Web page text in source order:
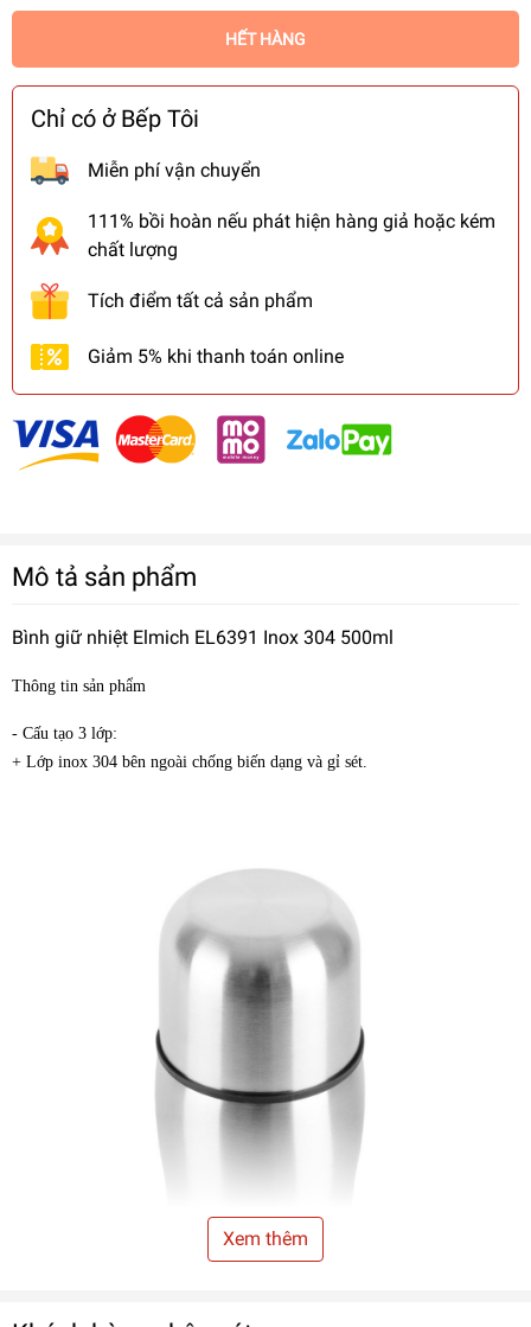
HẾT HÀNG
Chỉ có ở Bếp Tôi
Miễn phí vận chuyển
111% bồi hoàn nếu phát hiện hàng giả hoặc kém
chất lượng
Tích điểm tất cả sản phẩm
Giảm 5% khi thanh toán online
Mô tả sản phẩm
Bình giữ nhiệt Elmich EL6391 Inox 304 500ml
Thông tin sản phẩm
- Cấu tạo 3 lớp:
+ Lớp inox 304 bên ngoài chống biến dạng và gỉ sét.
Xem thêm